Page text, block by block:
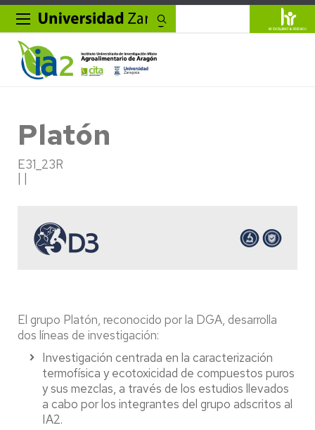
Platón
E31_23R
| |
El grupo Platón, reconocido por la DGA, desarrolla
dos líneas de investigación:
Investigación centrada en la caracterización
termofísica y ecotoxicidad de compuestos puros
y sus mezclas, a través de los estudios llevados
a cabo por los integrantes del grupo adscritos al
IA2.